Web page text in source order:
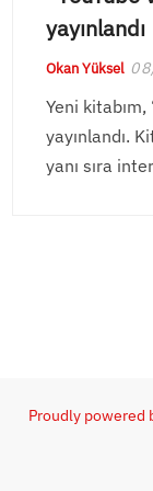
yayınlandı
Okan Yüksel
Yeni
yayınlandı.
yanı sıra
Proudly powered